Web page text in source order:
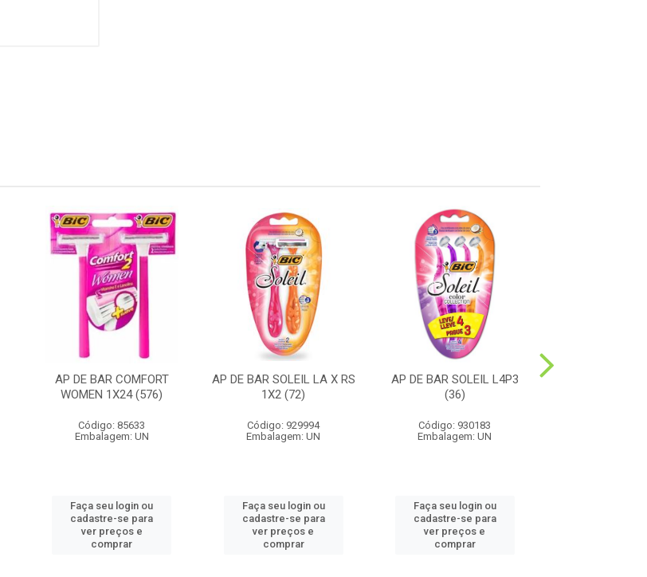
AP DE BAR COMFORT
WOMEN 1X24 (576)
Código: 85633
Embalagem: UN
Faça seu login ou
cadastre-se para
ver preços e
comprar
AP DE BAR SOLEIL LA X RS
1X2 (72)
Código: 929994
Embalagem: UN
Faça seu login ou
cadastre-se para
ver preços e
comprar
AP DE BAR SOLEIL L4P3
(36)
Código: 930183
Embalagem: UN
Faça seu login ou
cadastre-se para
ver preços e
comprar